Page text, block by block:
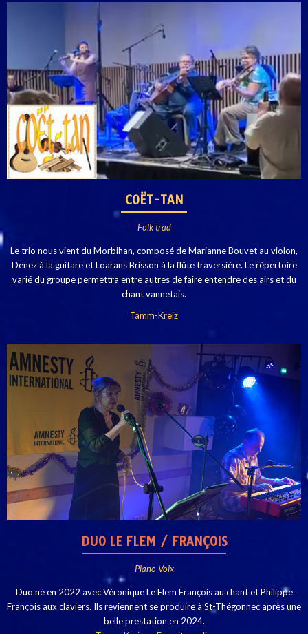
COËT-TAN
Folk trad
Le trio nous vient du Morbihan, composé de Marianne Bouvet au violon,
Denez à la guitare et Loarans Brisson à la flûte traversière. Le répertoire
varié du groupe permettra entre autres de faire entendre des airs et du
chant vannetais.
Tamm-Kreiz
DUO LE FLEM / FRANÇOIS
Piano Voix
Duo né en 2022 avec Véronique Le Flem François au chant et Philippe
François aux claviers. Ils reviennent se produire à St-Thégonnec après une
belle prestation en 2024.